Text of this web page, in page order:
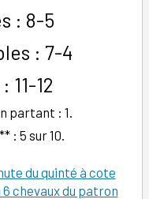
: 8-5
: 7-4
11-12
partant : 1.
: 5 sur 10.
du quinté à cote
chevaux du patron